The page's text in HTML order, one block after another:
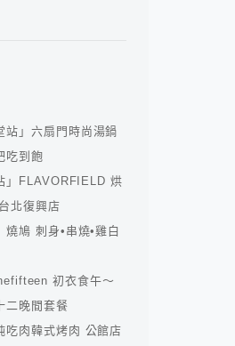
站」六扇門時尚湯鍋
吃到飽
」FLAVORFIELD 烘
北復興店
燒鳩 刺身•串燒•雞白
初衣食午～
二晚間套餐
吃肉韓式烤肉 公館店